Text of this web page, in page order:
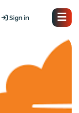
Sign in